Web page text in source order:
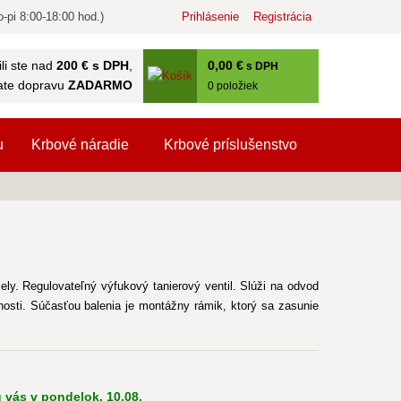
ste nad 200 € s DPH ,
dopravu ZADARMO
0,00 € s DPH
0 položiek
Prihlásenie Registrácia
pi 8:00-18:00 hod.)
Krbové náradie Krbové príslušenstvo
Regulovateľný výfukový tanierový ventil. Slúži na odvod
Súčasťou balenia je montážny rámik, ktorý sa zasunie
v pondelok, 10.08.